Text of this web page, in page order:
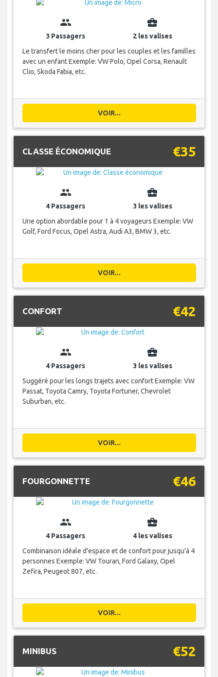
group
3 Passagers
business_center
2 les valises
Le transfert le moins cher pour les couples et les familles
avec un enfant Exemple: VW Polo, Opel Corsa, Renault
Clio, Skoda Fabia, etc.
VOIR...
CLASSE ÉCONOMIQUE €35
group
4 Passagers
business_center
3 les valises
Une option abordable pour 1 à 4 voyageurs Exemple: VW
Golf, Ford Focus, Opel Astra, Audi A3, BMW 3, etc.
VOIR...
CONFORT €42
group
4 Passagers
business_center
3 les valises
Suggéré pour les longs trajets avec confort Exemple: VW
Passat, Toyota Camry, Toyota Fortuner, Chevrolet
Suburban, etc.
VOIR...
FOURGONNETTE €46
group
4 Passagers
business_center
4 les valises
Combinaison idéale d'espace et de confort pour jusqu'à 4
personnes Exemple: VW Touran, Ford Galaxy, Opel
Zefira, Peugeot 807, etc.
VOIR...
MINIBUS €52